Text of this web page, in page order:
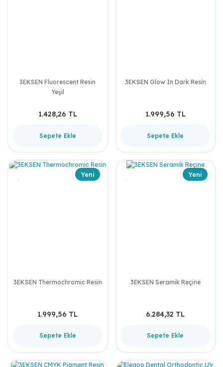
3EKSEN Fluorescent Resin
Yeşil
1.428,26 TL
Sepete Ekle
3EKSEN Glow In Dark Resin
1.999,56 TL
Sepete Ekle
Yeni
3EKSEN Thermochromic Resin
1.999,56 TL
Sepete Ekle
Yeni
3EKSEN Seramik Reçine
6.284,32 TL
Sepete Ekle